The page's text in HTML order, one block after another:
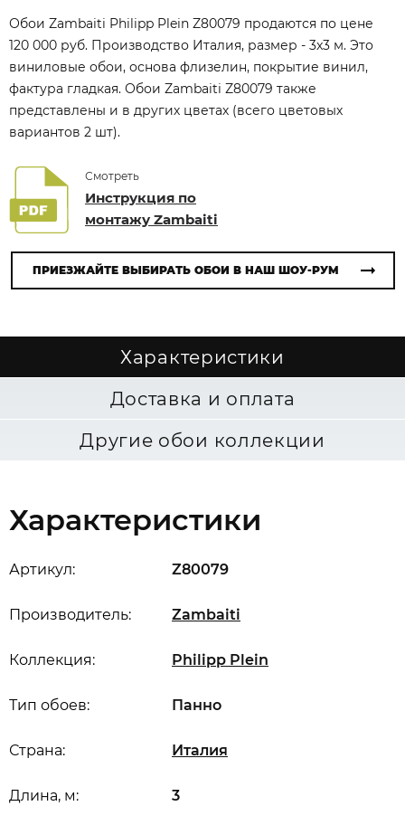
Обои Zambaiti Philipp Plein Z80079 продаются по цене
120 000 руб. Производство Италия, размер - 3x3 м. Это
виниловые обои, основа флизелин, покрытие винил,
фактура гладкая. Обои Zambaiti Z80079 также
представлены и в других цветах (всего цветовых
вариантов 2 шт).
Смотреть
Инструкция по
монтажу Zambaiti
ПРИЕЗЖАЙТЕ ВЫБИРАТЬ ОБОИ В НАШ ШОУ-РУМ
Характеристики
Доставка и оплата
Другие обои коллекции
Характеристики
Артикул: Z80079
Производитель: Zambaiti
Коллекция: Philipp Plein
Длина, м: 3
Страна: Италия
Тип обоев: Панно